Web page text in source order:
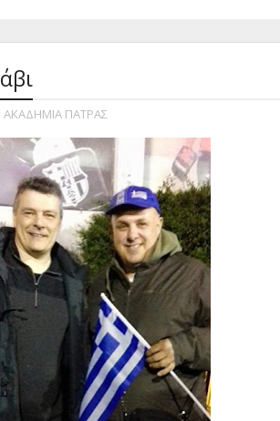
ΑΚΑΔΗΜΙΑ ΠΑΤΡΑΣ